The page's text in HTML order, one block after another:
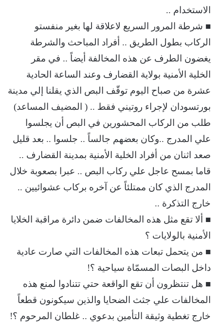
الاستخدام ..
■ شرطة المرور السريع لاعلاقة لها بغير منفستو
الركاب بطول الطريق .. أفراد المباحث والشرطة
يغضون الطرف عن هذه المخالفة أيضاً .. في مقر
الخلية الأمنية بولاية القضارف وعند الساعة الحادية
عشرة من صباح اليوم توقّف البص الذي يقلنا إلي مدينة
بورتسودان لإجراء روتيني فقط .. ( المضيف المساعد)
طلب من الركاب المحشورين في البص أن يجلسوا
علي المدرج ..وكان بعضهم جالساً .. جلسوا .. بعد قليل
صعد اثنان من أفراد الخلية الأمنية بمدينة القضارف ..
قاما بمسح عاجل علي ركاب البص .. عبرا بصعوبة خلال
المدرج الذي كان ممتلئاً عن آخره بركاب عشوائيين ..
خارج التذكرة ..
■ ألا تقع مثل هذه المخالفات ضمن دائرة مراقبة الخلايا
الأمنية بالولايات ؟
■ من يتحمل تبعات هذه المخالفات التي صارت عادية
داخل البصات المسمّاة سياحية ؟!
■ هل تنتظرون أن تقع الواقعة حتي تتنادوا لمنع هذه
المخالفات علي جثث الضحايا والذين سيكونون قطعاً
خارج تغطية وثيقة التأمين بدعوي .. غلطان المرحوم ؟!